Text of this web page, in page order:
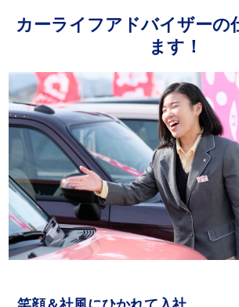
カーライフアドバイザーの
ます！